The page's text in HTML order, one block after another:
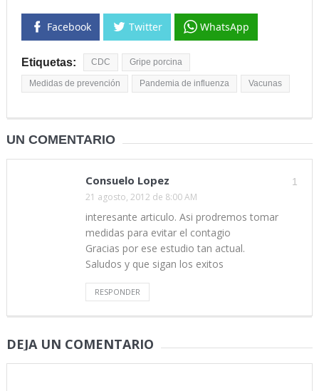
Facebook Twitter WhatsApp
Etiquetas: CDC Gripe porcina
Medidas de prevención Pandemia de influenza Vacunas
UN COMENTARIO
1
Consuelo Lopez
21 agosto, 2012 de 8:00 AM
interesante articulo. Asi prodremos tomar
medidas para evitar el contagio
Gracias por ese estudio tan actual.
Saludos y que sigan los exitos
RESPONDER
DEJA UN COMENTARIO